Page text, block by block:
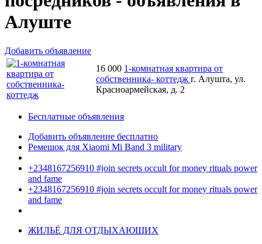
Алуште
Добавить объявление
16 000 1-комнатная квартира от
собственника- коттедж г. Алушта, ул.
Красноармейская, д. 2
Бесплатные объявления
Добавить объявление бесплатно
Ремешок для Xiaomi Mi Band 3 military
+2348167256910 #join secrets occult for money rituals power
and fame
+2348167256910 #join secrets occult for money rituals power
and fame
ЖИЛЬЁ ДЛЯ ОТДЫХАЮЩИХ